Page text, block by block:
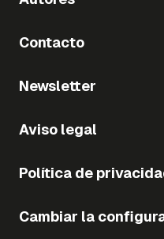
Contacto
Newsletter
Aviso legal
Política de
Cambiar la